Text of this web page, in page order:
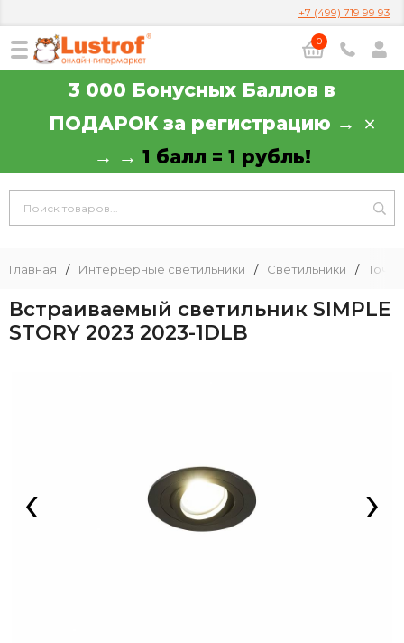
+7 (499) 719 99 93
0
3 000 Бонусных Баллов в
ПОДАРОК за регистрацию →
→ → 1 балл = 1 рубль!
Главная / Интерьерные светильники / Светильники /
Встраиваемый светильник SIMPLE
STORY 2023 2023-1DLB
‹ ›